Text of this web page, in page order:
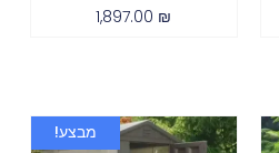
1,897.00 ₪
מבצע!